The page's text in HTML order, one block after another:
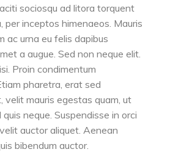
sociosqu ad litora torquent
per inceptos himenaeos. Mauris
ac urna eu felis dapibus
a augue. Sed non neque elit.
Proin condimentum
pharetra, erat sed
velit mauris egestas quam, ut
neque. Suspendisse in orci
auctor aliquet. Aenean
bibendum auctor.